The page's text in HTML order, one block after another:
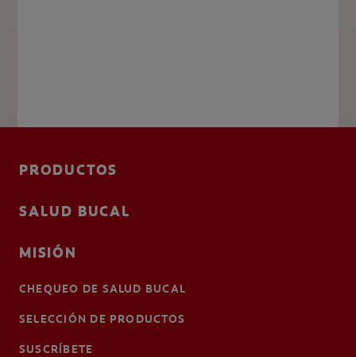
PRODUCTOS
SALUD BUCAL
MISIÓN
CHEQUEO DE SALUD BUCAL
SELECCIÓN DE PRODUCTOS
SUSCRÍBETE